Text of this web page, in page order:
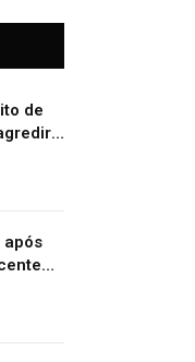
de
no
após
em